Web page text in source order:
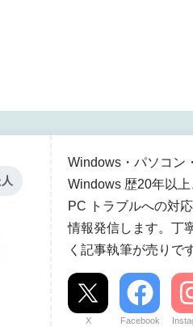
Windows・パソコン
Windows 歴20年以上
PC トラブルへの対
情報発信します。丁
く記事執筆が売りで
X Facebook